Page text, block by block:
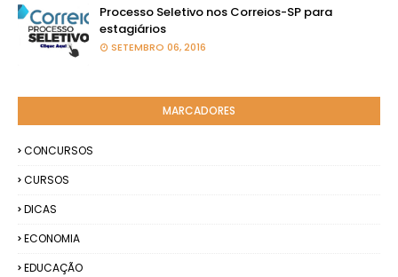
Processo Seletivo nos Correios-SP para
estagiários
SETEMBRO 06, 2016
MARCADORES
CONCURSOS
CURSOS
DICAS
ECONOMIA
EDUCAÇÃO